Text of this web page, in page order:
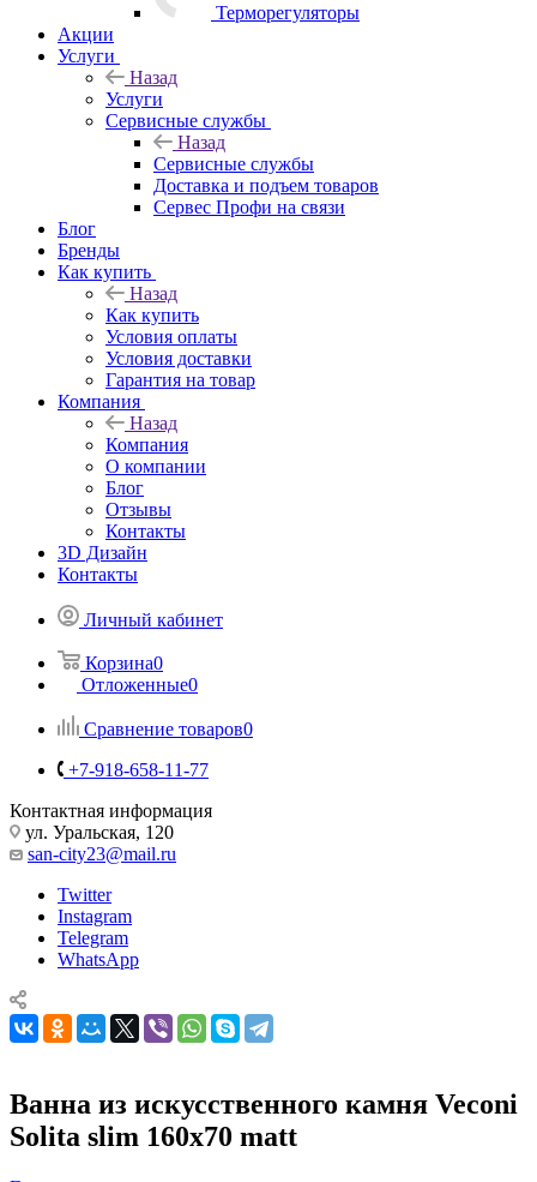
Терморегуляторы
Акции
Услуги
Назад
Услуги
Сервисные службы
Назад
Сервисные службы
Доставка и подъем товаров
Сервес Профи на связи
Блог
Бренды
Как купить
Назад
Как купить
Условия оплаты
Условия доставки
Гарантия на товар
Компания
Назад
Компания
О компании
Блог
Отзывы
Контакты
3D Дизайн
Контакты
Личный кабинет
Корзина0
Отложенные0
Сравнение товаров0
+7-918-658-11-77
Контактная информация
ул. Уральская, 120
san-city23@mail.ru
Twitter
Instagram
Telegram
WhatsApp
Ванна из искусственного камня Veconi
Solita slim 160х70 matt